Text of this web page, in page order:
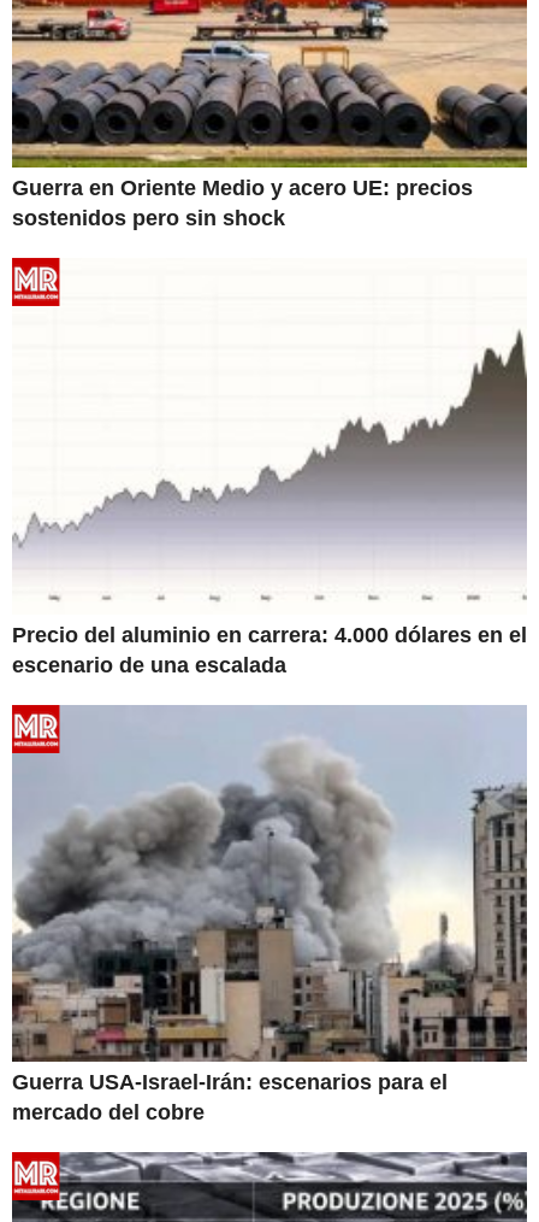
Guerra en Oriente Medio y acero UE: precios
sostenidos pero sin shock
Precio del aluminio en carrera: 4.000 dólares en el
escenario de una escalada
Guerra USA-Israel-Irán: escenarios para el
mercado del cobre